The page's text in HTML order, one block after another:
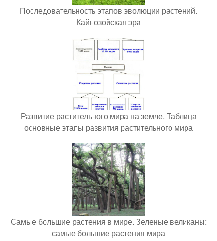
Последовательность этапов эволюции растений.
Кайнозойская эра
Развитие растительного мира на земле. Таблица
основные этапы развития растительного мира
Самые большие растения в мире. Зеленые великаны:
самые большие растения мира